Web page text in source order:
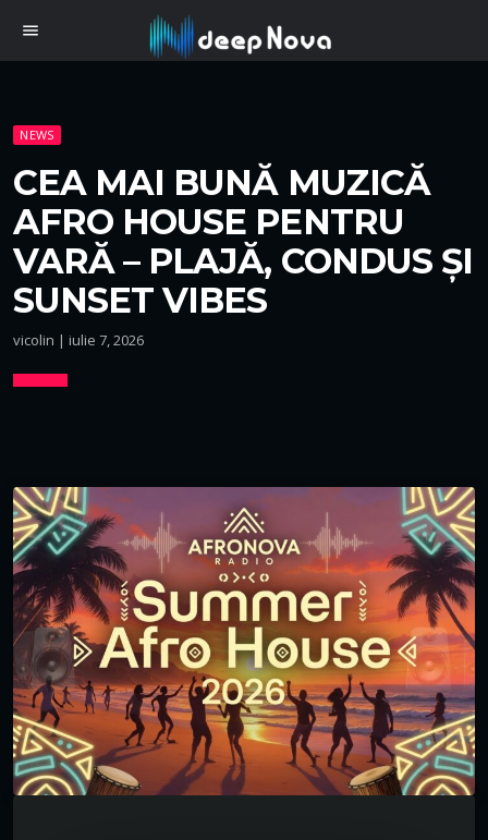
menu
NEWS
CEA MAI BUNĂ MUZICĂ
AFRO HOUSE PENTRU
VARĂ – PLAJĂ, CONDUS ȘI
SUNSET VIBES
vicolin | iulie 7, 2026